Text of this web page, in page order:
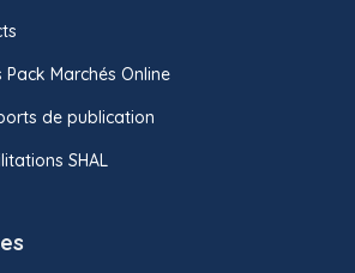
Pack Marchés Online
de publication
SHAL